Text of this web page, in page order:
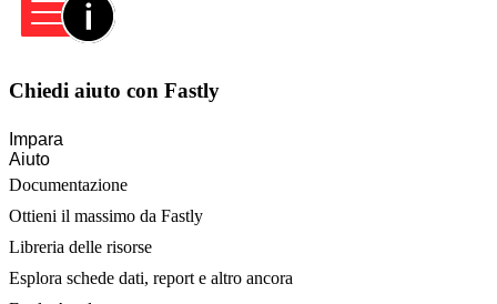
Chiedi aiuto con Fastly
Impara
Aiuto
Documentazione
Ottieni il massimo da Fastly
Libreria delle risorse
Esplora schede dati, report e altro ancora